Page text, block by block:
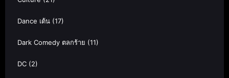
Dance เต้น (17)
Dark Comedy ตลกร้าย (11)
DC (2)